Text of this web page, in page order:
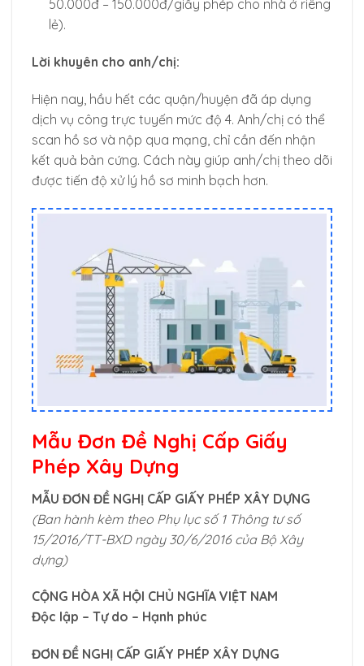
50.000đ – 150.000đ/giấy phép cho nhà ở riêng
lẻ).
Lời khuyên cho anh/chị:
Hiện nay, hầu hết các quận/huyện đã áp dụng
dịch vụ công trực tuyến mức độ 4. Anh/chị có thể
scan hồ sơ và nộp qua mạng, chỉ cần đến nhận
kết quả bản cứng. Cách này giúp anh/chị theo dõi
được tiến độ xử lý hồ sơ minh bạch hơn.
Mẫu Đơn Đề Nghị Cấp Giấy
Phép Xây Dựng
MẪU ĐƠN ĐỀ NGHỊ CẤP GIẤY PHÉP XÂY DỰNG
(Ban hành kèm theo Phụ lục số 1 Thông tư số
15/2016/TT-BXD ngày 30/6/2016 của Bộ Xây
dựng)
CỘNG HÒA XÃ HỘI CHỦ NGHĨA VIỆT NAM
Độc lập – Tự do – Hạnh phúc
ĐƠN ĐỀ NGHỊ CẤP GIẤY PHÉP XÂY DỰNG